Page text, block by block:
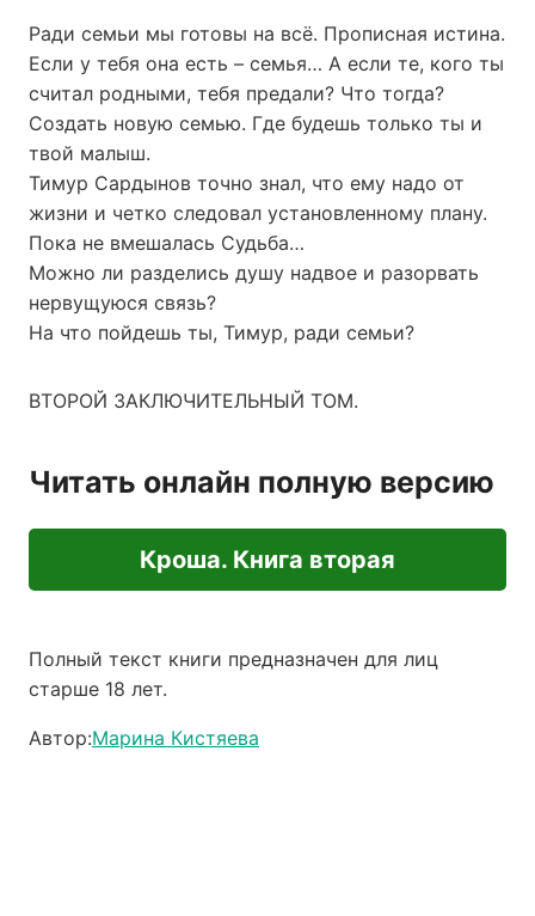
Ради семьи мы готовы на всё. Прописная истина.
Если у тебя она есть – семья… А если те, кого ты
считал родными, тебя предали? Что тогда?
Создать новую семью. Где будешь только ты и
твой малыш.
Тимур Сардынов точно знал, что ему надо от
жизни и четко следовал установленному плану.
Пока не вмешалась Судьба…
Можно ли разделись душу надвое и разорвать
нервущуюся связь?
На что пойдешь ты, Тимур, ради семьи?
ВТОРОЙ ЗАКЛЮЧИТЕЛЬНЫЙ ТОМ.
Читать онлайн полную версию
Кроша. Книга вторая
Полный текст книги предназначен для лиц
старше 18 лет.
Автор:Марина Кистяева